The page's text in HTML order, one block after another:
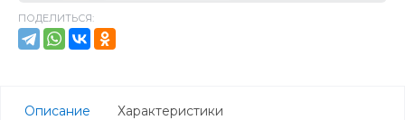
ПОДЕЛИТЬСЯ:
Описание Характеристики